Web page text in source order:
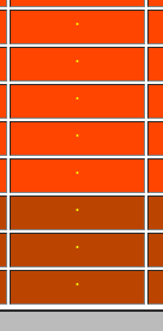
.
.
.
.
.
.
.
.